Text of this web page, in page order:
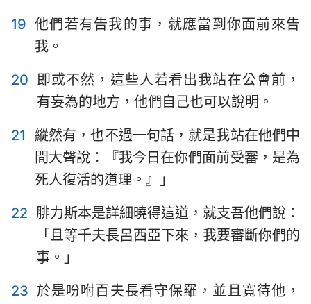
22
19 他們若有告我的事，就應當到你面前來告
我。
20 即或不然，這些人若看出我站在公會前，
有妄為的地方，他們自己也可以說明。
21
縱然有，也不過一句話，就是我站在他們中
間大聲說：『我今日在你們面前受審，是為
死人復活的道理。』」
22 腓力斯本是詳細曉得這道，就支吾他們說：
「且等千夫長呂西亞下來，我要審斷你們的
事。」
23 於是吩咐百夫長看守保羅，並且寬待他，